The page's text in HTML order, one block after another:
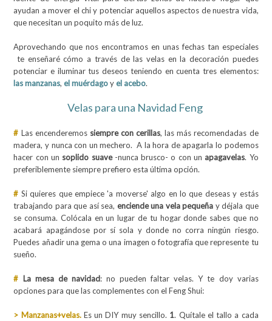
ayudan a mover el chi y potenciar aquellos aspectos de nuestra vida,
que necesitan un poquito más de luz.
Aprovechando que nos encontramos en unas fechas tan especiales
te enseñaré cómo a través de las velas en la decoración puedes
potenciar e iluminar tus deseos teniendo en cuenta tres elementos:
las manzanas,el muérdagoyel acebo.
Velas para una Navidad Feng
# Las encenderemos siempre con cerillas, las más recomendadas de
madera, y nunca con un mechero. A la hora de apagarla lo podemos
hacer con un soplido suave-nunca brusco- o con un apagavelas. Yo
preferiblemente siempre prefiero esta última opción.
# Si quieres que empiece 'a moverse' algo en lo que deseas y estás
trabajando para que así sea, enciende una vela pequeña y déjala que
se consuma. Colócala en un lugar de tu hogar donde sabes que no
acabará apagándose por sí sola y donde no corra ningún riesgo.
Puedes añadir una gema o una imagen o fotografía que represente tu
sueño.
# La mesa de navidad: no pueden faltar velas. Y te doy varias
opciones para que las complementes con el Feng Shui:
> Manzanas+velas. Es un DIY muy sencillo. 1. Quítale el tallo a cada